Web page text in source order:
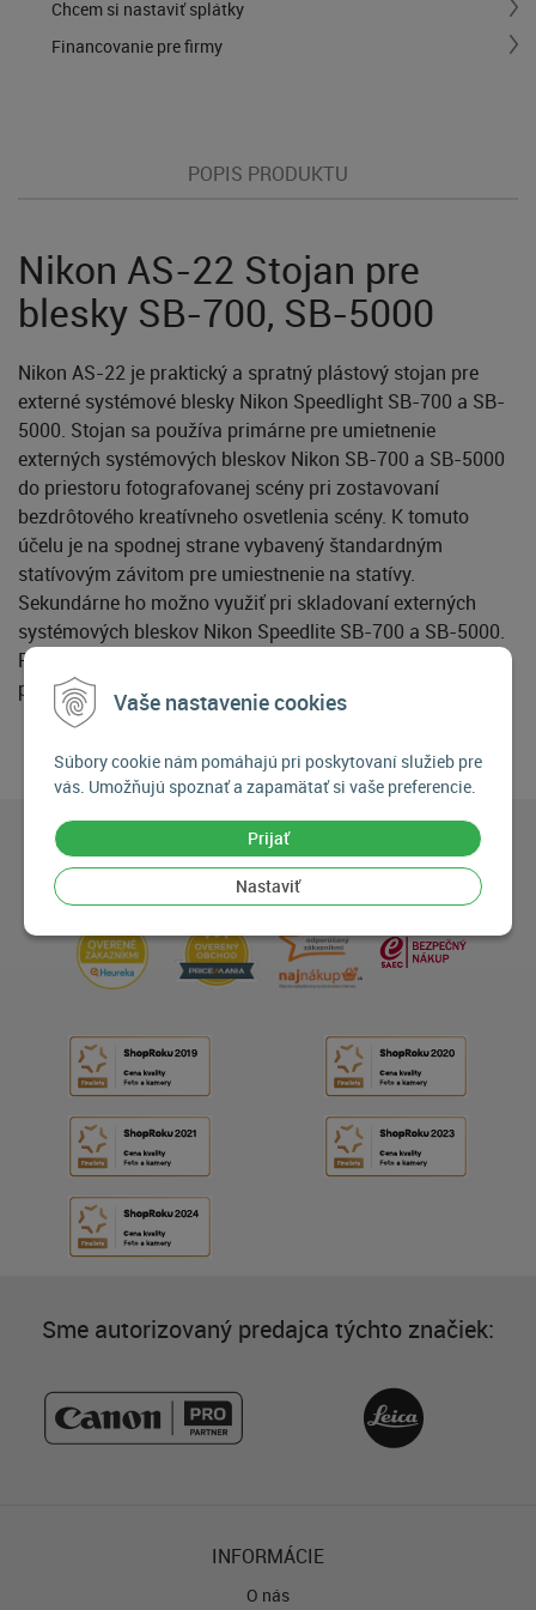
Vaše nastavenie cookies
Súbory cookie nám pomáhajú pri poskytovaní služieb pre
vás. Umožňujú spoznať a zapamätať si vaše preferencie.
Prijať
Nastaviť
Chcem si nastaviť splátky
Financovanie pre firmy
POPIS PRODUKTU
Nikon AS-22 Stojan pre
blesky SB-700, SB-5000
Nikon AS-22 je praktický a spratný plástový stojan pre
externé systémové blesky Nikon Speedlight SB-700 a SB-
5000. Stojan sa používa primárne pre umietnenie
externých systémových bleskov Nikon SB-700 a SB-5000
do priestoru fotografovanej scény pri zostavovaní
bezdrôtového kreatívneho osvetlenia scény. K tomuto
účelu je na spodnej strane vybavený štandardným
statívovým závitom pre umiestnenie na statívy.
Sekundárne ho možno využiť pri skladovaní externých
systémových bleskov Nikon Speedlite SB-700 a SB-5000.
Pevné spojenie blesku a stojana zabezpečuje štandardná
pätica bleskov.
Sme autorizovaný predajca týchto značiek:
INFORMÁCIE
O nás